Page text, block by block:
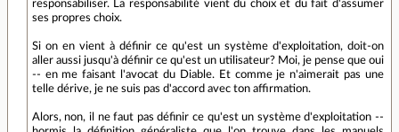
responsabiliser. La responsabilité vient du choix et du fait d'assumer
ses propres choix.
Si on en vient à définir ce qu'est un système d'exploitation, doit-on
aller aussi jusqu'à définir ce qu'est un utilisateur? Moi, je pense que oui
-- en me faisant l'avocat du Diable. Et comme je n'aimerait pas une
telle dérive, je ne suis pas d'accord avec ton affirmation.
Alors, non, il ne faut pas définir ce qu'est un système d'exploitation --